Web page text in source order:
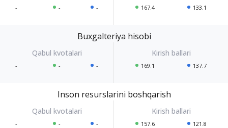
- - - 167.4 133.1
Buxgalteriya hisobi
- - - 169.1 137.7
Inson resurslarini boshqarish
- - - 157.6 121.8